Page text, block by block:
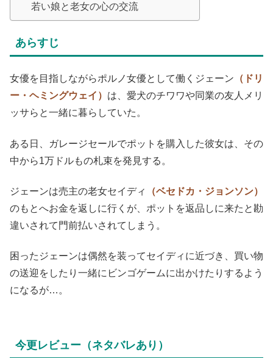
若い娘と老女の心の交流
あらすじ
女優を目指しながらポルノ女優として働くジェーン （ドリ
ー・ヘミングウェイ） は、愛犬のチワワや同業の友人メリ
ッサらと一緒に暮らしていた。
ある日、ガレージセールでポットを購入した彼女は、その
中から1万ドルもの札束を発見する。
ジェーンは売主の老女セイディ
（ベセドカ・ジョンソン）
のもとへお金を返しに行くが、ポットを返品しに来たと勘
違いされて門前払いされてしまう。
困ったジェーンは偶然を装ってセイディに近づき、買い物
の送迎をしたり一緒にビンゴゲームに出かけたりするよう
になるが…。
今更レビュー（ネタバレあり）